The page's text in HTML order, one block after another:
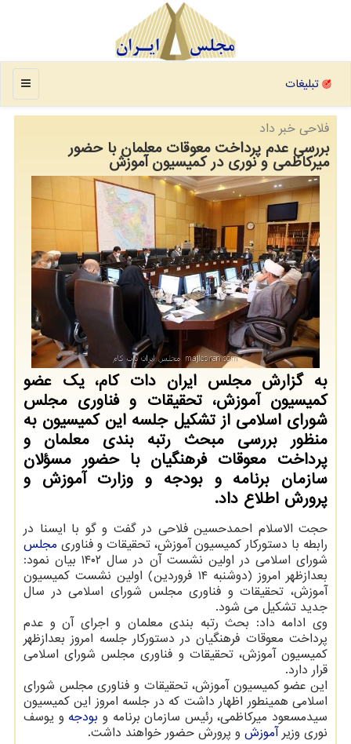
منو تبلیغات
فلاحی خبر داد
بررسی عدم پرداخت معوقات معلمان با حضور
میرکاظمی و نوری در کمیسیون آموزش
به گزارش مجلس ایران دات کام، یک عضو
کمیسیون آموزش، تحقیقات و فناوری مجلس
شورای اسلامی از تشکیل جلسه این کمیسیون به
منظور بررسی مبحث رتبه بندی معلمان و
پرداخت معوقات فرهنگیان با حضور مسؤلان
سازمان برنامه و بودجه و وزارت آموزش و
پرورش اطلاع داد.
حجت الاسلام احمدحسین فلاحی در گفت و گو با ایسنا در
رابطه با دستورکار کمیسیون آموزش، تحقیقات و فناوری مجلس
شورای اسلامی در اولین نشست آن در سال ۱۴۰۲ بیان نمود:
بعدازظهر امروز (دوشنبه ۱۴ فروردین) اولین نشست کمیسیون
آموزش، تحقیقات و فناوری مجلس شورای اسلامی در سال
جدید تشکیل می شود.
وی ادامه داد: بحث رتبه بندی معلمان و اجرای آن و عدم
پرداخت معوقات فرهنگیان در دستورکار جلسه امروز بعدازظهر
کمیسیون آموزش، تحقیقات و فناوری مجلس شورای اسلامی
قرار دارد.
این عضو کمیسیون آموزش، تحقیقات و فناوری مجلس شورای
اسلامی همینطور اظهار داشت که در جلسه امروز این کمیسیون
سیدمسعود میرکاظمی، رئیس سازمان برنامه و بودجه و یوسف
نوری وزیرآموزش و پرورش حضور خواهند داشت.